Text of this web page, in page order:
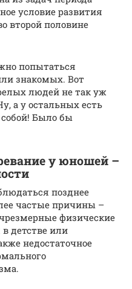
условие развития
второй половине
попытаться
знакомых. Вот
людей не так уж
а у остальных есть
Было бы
у юношей –
позднее
частые причины –
физические
детстве или
недостаточное